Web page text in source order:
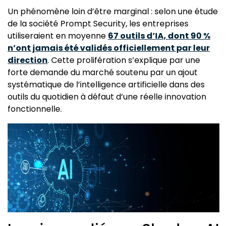
Un phénomène loin d’être marginal : selon une étude
de la société Prompt Security, les entreprises
utiliseraient en moyenne 67 outils d’IA, dont 90 %
n’ont jamais été validés officiellement par leur
direction. Cette prolifération s’explique par une
forte demande du marché soutenu par un ajout
systématique de l’intelligence artificielle dans des
outils du quotidien à défaut d’une réelle innovation
fonctionnelle.